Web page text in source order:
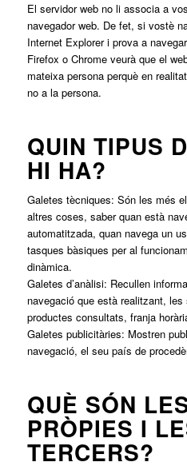
El servidor web no li associa a
navegador web. De fet, si vostè
Internet Explorer i prova a
Firefox o Chrome veurà que el
mateixa persona perquè en
no a la persona.
QUIN TIPUS
HI HA?
Galetes tècniques: Són les més
altres coses, saber quan està
automatitzada, quan navega un
tasques bàsiques per al
dinàmica.
Galetes d’anàlisi: Recullen
navegació que està realitzant,
productes consultats, franja
Galetes publicitàries: Mostren
navegació, el seu país de
QUÈ SÓN
PRÒPIES I
TERCERS?